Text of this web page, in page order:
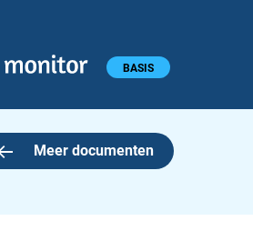
BASIS
Meer documenten